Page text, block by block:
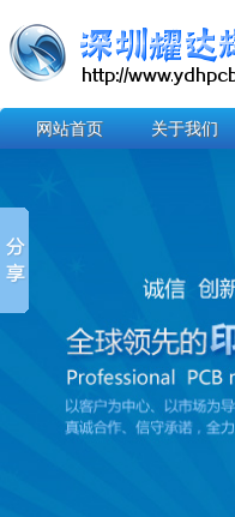
网站首页 关于我们